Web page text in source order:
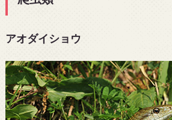
アオダイショウ